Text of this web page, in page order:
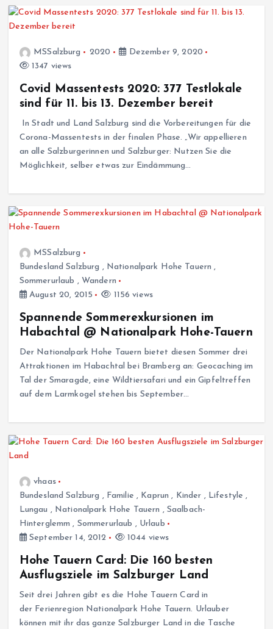
MSSalzburg 2020
Dezember 9, 2020
1347 views
Covid Massentests 2020: 377 Testlokale
sind für 11. bis 13. Dezember bereit
In Stadt und Land Salzburg sind die Vorbereitungen für die
Corona-Massentests in der finalen Phase. „Wir appellieren
an alle Salzburgerinnen und Salzburger: Nutzen Sie die
Möglichkeit, selber etwas zur Eindämmung…
MSSalzburg
Bundesland Salzburg , Nationalpark Hohe Tauern ,
Sommerurlaub , Wandern
August 20, 2015
1156 views
Spannende Sommerexkursionen im
Habachtal @ Nationalpark Hohe-Tauern
Der Nationalpark Hohe Tauern bietet diesen Sommer drei
Attraktionen im Habachtal bei Bramberg an: Geocaching im
Tal der Smaragde, eine Wildtiersafari und ein Gipfeltreffen
auf dem Larmkogel stehen bis September…
vhaas
Bundesland Salzburg , Familie , Kaprun , Kinder , Lifestyle ,
Lungau , Nationalpark Hohe Tauern , Saalbach-
Hinterglemm , Sommerurlaub , Urlaub
September 14, 2012
1044 views
Hohe Tauern Card: Die 160 besten
Ausflugsziele im Salzburger Land
Seit drei Jahren gibt es die Hohe Tauern Card in
der Ferienregion Nationalpark Hohe Tauern. Urlauber
können mit ihr das ganze Salzburger Land in die Tasche